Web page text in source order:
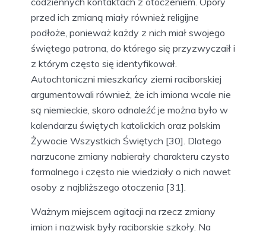
przed ich zmianą miały również religijne
podłoże, ponieważ każdy z nich miał swojego
świętego patrona, do którego się przyzwyczaił i
z którym często się identyfikował.
Autochtoniczni mieszkańcy ziemi raciborskiej
argumentowali również, że ich imiona wcale nie
są niemieckie, skoro odnaleźć je można było w
kalendarzu świętych katolickich oraz polskim
Żywocie Wszystkich Świętych [30]. Dlatego
narzucone zmiany nabierały charakteru czysto
formalnego i często nie wiedziały o nich nawet
osoby z najbliższego otoczenia [31].
Ważnym miejscem agitacji na rzecz zmiany
imion i nazwisk były raciborskie szkoły. Na